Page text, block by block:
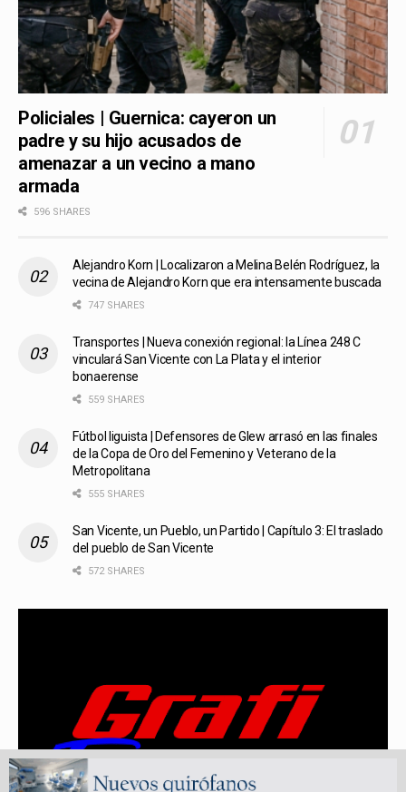
Policiales | Guernica: cayeron un
padre y su hijo acusados de
amenazar a un vecino a mano
armada
596 SHARES
Alejandro Korn | Localizaron a Melina Belén Rodríguez, la
vecina de Alejandro Korn que era intensamente buscada
747 SHARES
Transportes | Nueva conexión regional: la Línea 248 C
vinculará San Vicente con La Plata y el interior
bonaerense
559 SHARES
Fútbol liguista | Defensores de Glew arrasó en las finales
de la Copa de Oro del Femenino y Veterano de la
Metropolitana
555 SHARES
San Vicente, un Pueblo, un Partido | Capítulo 3: El traslado
del pueblo de San Vicente
572 SHARES